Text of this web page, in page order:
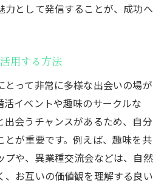
力として発信することが、成功へ
用する方法
とって非常に多様な出会いの場が
活イベントや趣味のサークルな
出会うチャンスがあるため、自分
とが重要です。例えば、趣味を共
プや、異業種交流会などは、自然
、お互いの価値観を理解する良い